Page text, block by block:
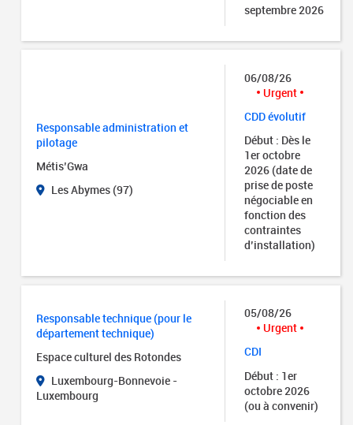
septembre 2026
Responsable administration et
pilotage
Métis’Gwa
Les Abymes (97)
06/08/26
Urgent
CDD évolutif
Début : Dès le
1er octobre
2026 (date de
prise de poste
négociable en
fonction des
contraintes
d’installation)
Responsable technique (pour le
département technique)
Espace culturel des Rotondes
Luxembourg-Bonnevoie -
Luxembourg
05/08/26
Urgent
CDI
Début : 1er
octobre 2026
(ou à convenir)